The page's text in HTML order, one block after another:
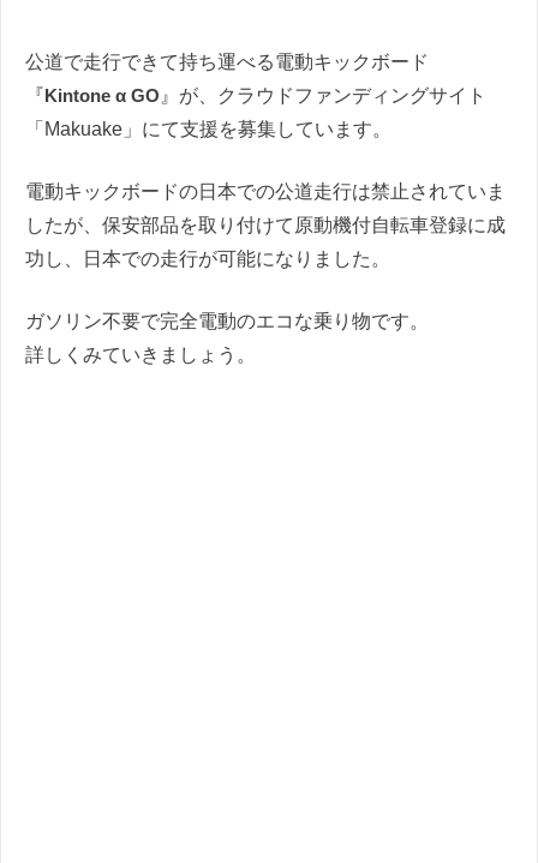
公道で走行できて持ち運べる電動キックボード
『Kintone α GO 』が、クラウドファンディングサイト
「Makuake」にて支援を募集しています。
電動キックボードの日本での公道走行は禁止されていま
したが、保安部品を取り付けて原動機付自転車登録に成
功し、日本での走行が可能になりました。
ガソリン不要で完全電動のエコな乗り物です。
詳しくみていきましょう。